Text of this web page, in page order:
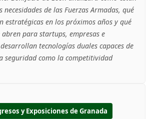
de las Fuerzas Armadas, qué
estratégicas en los próximos años y qué
para startups, empresas e
tecnologías duales capaces de
seguridad como la competitividad
y Exposiciones de Granada